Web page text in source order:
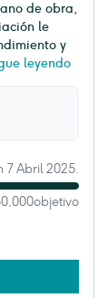
de obra,
le
y
leyendo
7 Abril 2025.
objetivo